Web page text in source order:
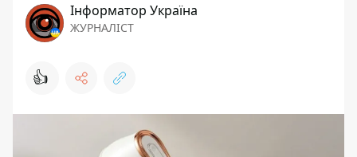
Інформатор Україна
ЖУРНАЛІСТ
👍